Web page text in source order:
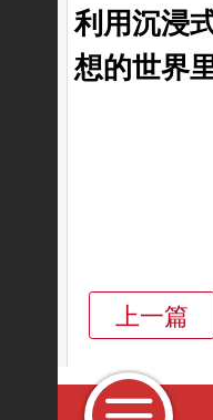
利用沉浸
想的世界